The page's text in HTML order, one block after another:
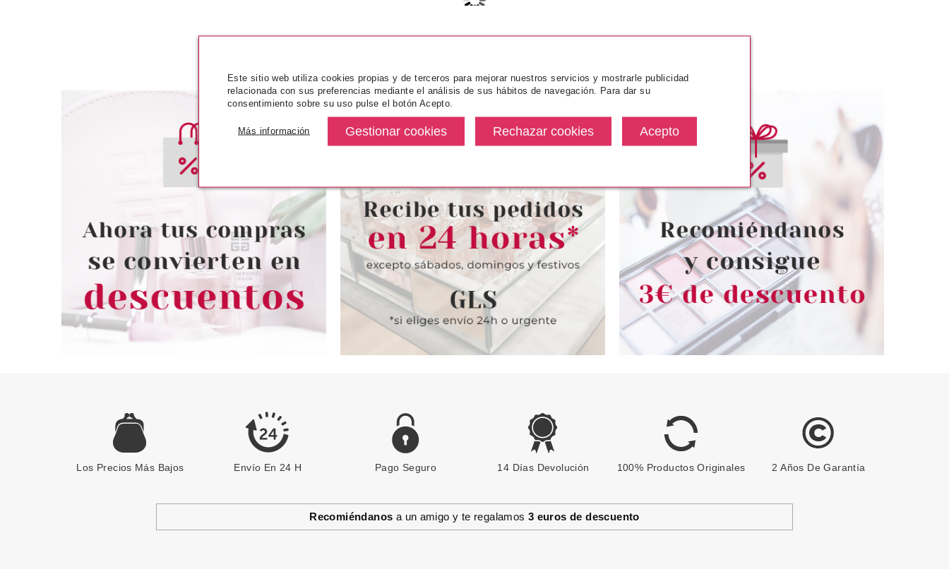
BABARIA CREMA FACIAL
desde
BABARIA ÁCIDO GLICOLICO
CREMA 50 ML
desde
FRESH FEEL TONICO FACIAL
Pvr 1.70€
-38%
desde
1.05€
BABARIA BIO REVITALIZA DÍA Y
NOCHE CONTORNO DE OJOS
15 ML
desde
3.50€
BABARIA TOALLITAS
DESMAQUILLADORAS ROSA
MOSQUETA 25 UNIDADES
desde
2.30€
BABARIA
ML X 5 UNIDADES
desde
Los Precios Más Bajos Envío En 24 H Pago Seguro 14 Días Devolución 100% Productos Originales 2 Años De Garantía
Recomiéndanos a un amigo y te regalamos 3 euros de descuento
Este sitio web utiliza cookies propias y de terceros para mejorar nuestros servicios y mostrarle publicidad
relacionada con sus preferencias mediante el análisis de sus hábitos de navegación. Para dar su
consentimiento sobre su uso pulse el botón Acepto.
Más información